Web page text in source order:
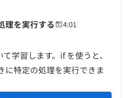
理を実行する 4:01
学習します。if を使うと、
に特定の処理を実行できま